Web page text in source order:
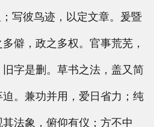
写彼鸟迹，以定文章。爰暨
僻，政之多权。官事荒芜，
字是删。草书之法，盖又简
。兼功并用，爱日省力；纯
法象，俯仰有仪；方不中